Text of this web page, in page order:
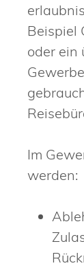
Beispiel
oder ein
Im
werden: